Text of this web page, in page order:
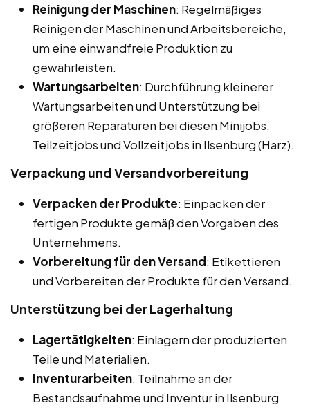
Reinigung der Maschinen: Regelmäßiges
Reinigen der Maschinen und Arbeitsbereiche,
um eine einwandfreie Produktion zu
gewährleisten.
Wartungsarbeiten: Durchführung kleinerer
Wartungsarbeiten und Unterstützung bei
größeren Reparaturen bei diesen Minijobs,
Teilzeitjobs und Vollzeitjobs in Ilsenburg (Harz).
Verpackung und Versandvorbereitung
Verpacken der Produkte: Einpacken der
fertigen Produkte gemäß den Vorgaben des
Unternehmens.
Vorbereitung für den Versand: Etikettieren
und Vorbereiten der Produkte für den Versand.
Unterstützung bei der Lagerhaltung
Lagertätigkeiten: Einlagern der produzierten
Teile und Materialien.
Inventurarbeiten: Teilnahme an der
Bestandsaufnahme und Inventur in Ilsenburg